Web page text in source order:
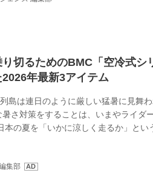
もフレーム後半部を大幅改修してヤマ
切るためのBMC「空冷式シ
年最新3アイテム
島は連日のように厳しい猛暑に見舞
さ対策をすることは、いまやライダ
本の夏を「いかに涼しく走るか」とい
集めているのが、BMC（ブルーモン
積極的に反映して毎シーズン仕様変
集部